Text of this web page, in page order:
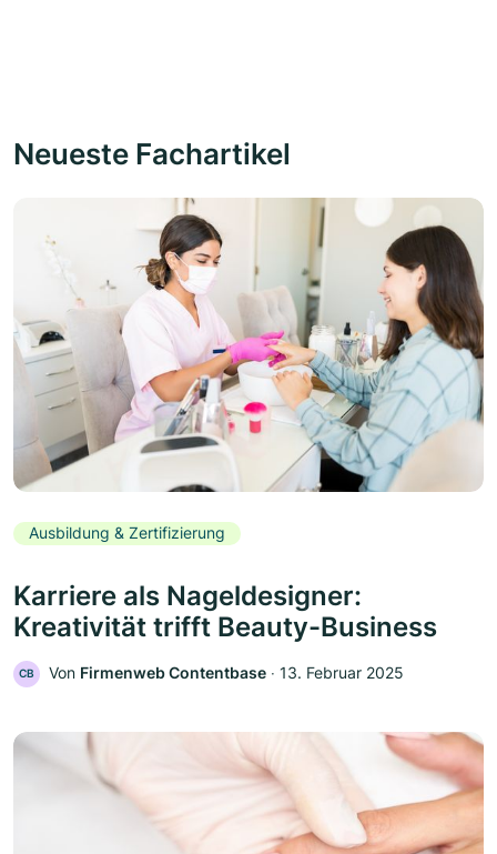
Neueste Fachartikel
Ausbildung & Zertifizierung
Karriere als Nageldesigner:
Kreativität trifft Beauty-Business
CB Von Firmenweb Contentbase ‧ 13. Februar 2025